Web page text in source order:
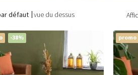
défaut vue du dessus
-38% promo